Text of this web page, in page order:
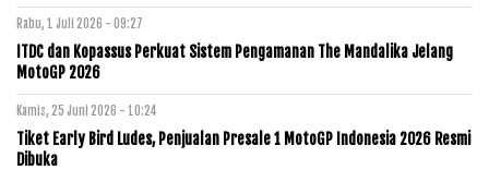
Rabu, 1 Juli 2026 - 09:27
ITDC dan Kopassus Perkuat Sistem Pengamanan The Mandalika Jelang
MotoGP 2026
Kamis, 25 Juni 2026 - 10:24
Tiket Early Bird Ludes, Penjualan Presale 1 MotoGP Indonesia 2026 Resmi
Dibuka